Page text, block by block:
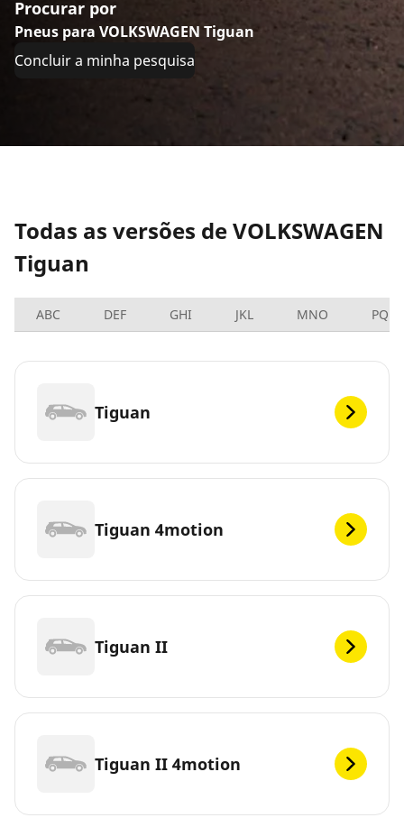
Procurar por
Pneus para VOLKSWAGEN Tiguan
Concluir a minha pesquisa
Todas as versões de VOLKSWAGEN
Tiguan
ABC DEF GHI JKL MNO PQRS
Tiguan
Tiguan 4motion
Tiguan II
Tiguan II 4motion